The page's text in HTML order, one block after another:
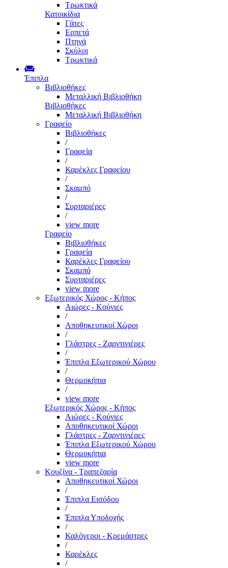
Τρωκτικά
Κατοικίδια
Γάτες
Ερπετά
Πτηνά
Σκύλοι
Τρωκτικά
Έπιπλα
Βιβλιοθήκες
Μεταλλική Βιβλιοθήκη
Βιβλιοθήκες
Μεταλλική Βιβλιοθήκη
Γραφείο
Βιβλιοθήκες
/
Γραφεία
/
Καρέκλες Γραφείου
/
Σκαμπό
/
Συρταριέρες
/
view more
Γραφείο
Βιβλιοθήκες
Γραφεία
Καρέκλες Γραφείου
Σκαμπό
Συρταριέρες
view more
Εξωτερικός Χώρος - Κήπος
Αιώρες - Κούνιες
/
Αποθηκευτικοί Χώροι
/
Γλάστρες - Ζαρντινιέρες
/
Έπιπλα Εξωτερικού Χώρου
/
Θερμοκήπια
/
view more
Εξωτερικός Χώρος - Κήπος
Αιώρες - Κούνιες
Αποθηκευτικοί Χώροι
Γλάστρες - Ζαρντινιέρες
Έπιπλα Εξωτερικού Χώρου
Θερμοκήπια
view more
Κουζίνα - Τραπεζαρία
Αποθηκευτικοί Χώροι
/
Έπιπλα Εισόδου
/
Έπιπλα Υποδοχής
/
Καλόγεροι - Κρεμάστρες
/
Καρέκλες
/